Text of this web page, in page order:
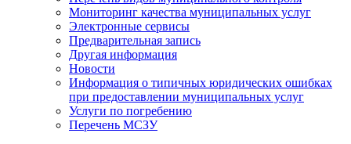
Мониторинг качества муниципальных услуг
Электронные сервисы
Предварительная запись
Другая информация
Новости
Информация о типичных юридических ошибках
при предоставлении муниципальных услуг
Услуги по погребению
Перечень МСЗУ